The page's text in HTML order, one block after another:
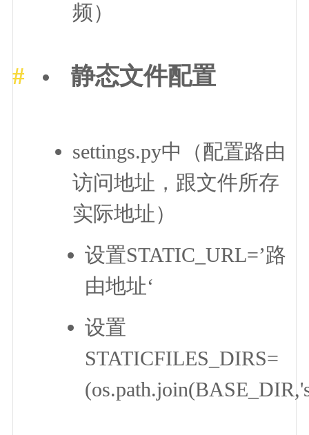
频）
静态文件配置
settings.py中（配置路由
访问地址，跟文件所存
实际地址）
设置STATIC_URL=’路
由地址‘
设置
STATICFILES_DIRS=